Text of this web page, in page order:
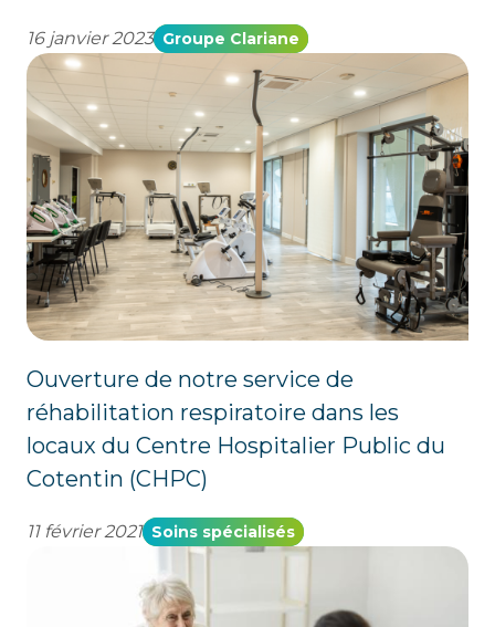
16 janvier 2023 Groupe Clariane
Ouverture de notre service de
réhabilitation respiratoire dans les
locaux du Centre Hospitalier Public du
Cotentin (CHPC)
11 février 2021 Soins spécialisés